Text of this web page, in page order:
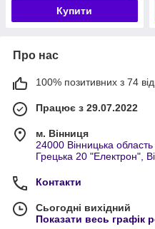
Купити
Про нас
100% позитивних з 74
Працює з 29.07.2022
м. Вінниця
24000 Вінницька
Грецька 20 "Електрон",
Контакти
Сьогодні вихідний
Показати весь графік